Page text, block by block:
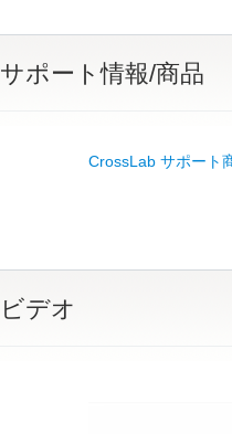
サポート情報/商品
CrossLab サポート
ビデオ